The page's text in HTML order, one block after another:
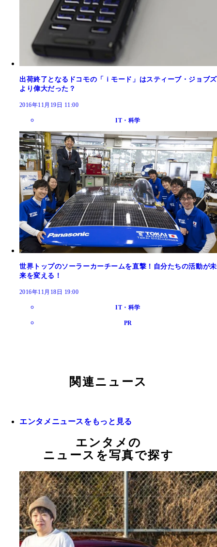
出荷終了となるドコモの「ｉモード」はスティーブ・ジョブズ
より偉大だった？
2016年11月19日 11:00
IT・科学
世界トップのソーラーカーチームを直撃！自分たちの活動が未
来を変える！
2016年11月18日 19:00
IT・科学
PR
関連ニュース
エンタメニュースをもっと見る
エンタメの
ニュースを写真で探す